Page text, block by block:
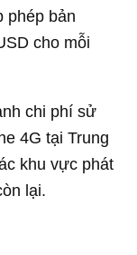
phép bản
cho mỗi
chi phí sử
4G tại Trung
khu vực phát
lại.